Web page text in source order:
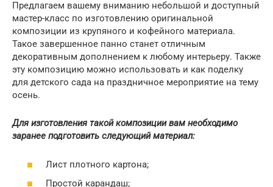
Предлагаем вашему вниманию небольшой и доступный
мастер-класс по изготовлению оригинальной
композиции из крупяного и кофейного материала.
Такое завершенное панно станет отличным
декоративным дополнением к любому интерьеру. Также
эту композицию можно использовать и как поделку
для детского сада на праздничное мероприятие на тему
осень.
Для изготовления такой композиции вам необходимо
заранее подготовить следующий материал:
Лист плотного картона;
Простой карандаш;